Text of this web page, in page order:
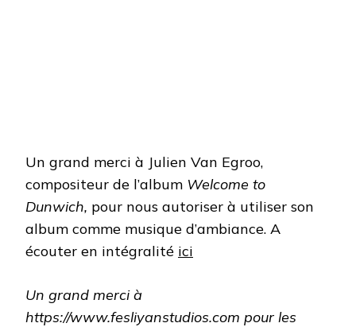
Un grand merci à Julien Van Egroo,
compositeur de l’album Welcome to
Dunwich, pour nous autoriser à utiliser son
album comme musique d’ambiance. A
écouter en intégralité ici
Un grand merci à
https://www.fesliyanstudios.com pour les